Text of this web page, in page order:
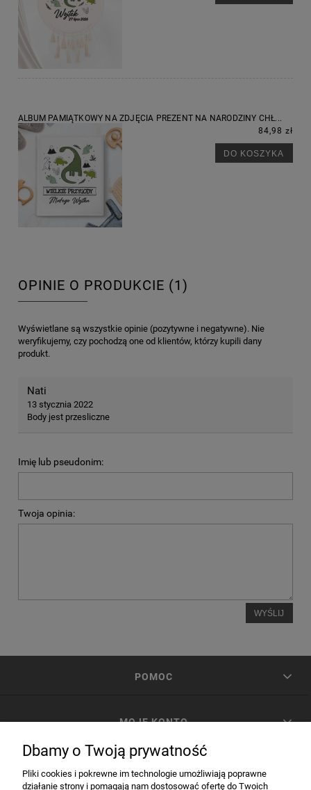
ALBUM PAMIĄTKOWY NA ZDJĘCIA PREZENT NA NARODZINY CHŁ...
84,98 zł
DO KOSZYKA
OPINIE O PRODUKCIE (1)
Wyświetlane są wszystkie opinie (pozytywne i negatywne). Nie
weryfikujemy, czy pochodzą one od klientów, którzy kupili dany
produkt.
Nati
13 stycznia 2022
Body jest przesliczne
Imię lub pseudonim:
Twoja opinia:
WYŚLIJ
POMOC
MOJE KONTO
Dbamy o Twoją prywatność
Pliki cookies i pokrewne im technologie umożliwiają poprawne
działanie strony i pomagają nam dostosować ofertę do Twoich